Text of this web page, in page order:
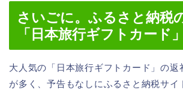
さいごに。ふるさと納税
「日本旅行ギフトカード
大人気の「日本旅行ギフトカード」の返
が多く、予告もなしにふるさと納税サイ